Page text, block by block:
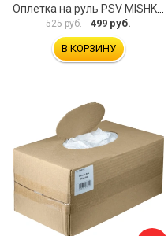
525 руб. 499 руб.
В КОРЗИНУ